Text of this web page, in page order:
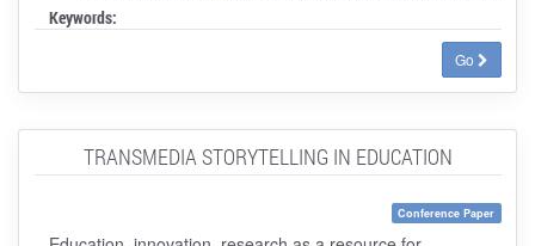
Keywords:
Go
TRANSMEDIA STORYTELLING IN EDUCATION
Conference Paper